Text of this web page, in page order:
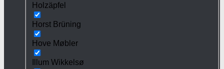
Holzäpfel
Horst Brüning
Hove Møbler
Illum Wikkelsø